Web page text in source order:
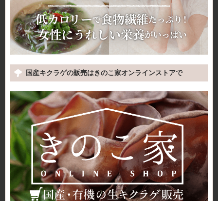
国産キクラゲの販売はきのこ家オンラインストアで